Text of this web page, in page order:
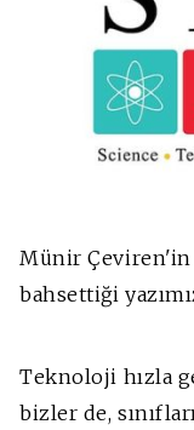
Münir
bahsettiği
Teknoloji hızla
bizler de,